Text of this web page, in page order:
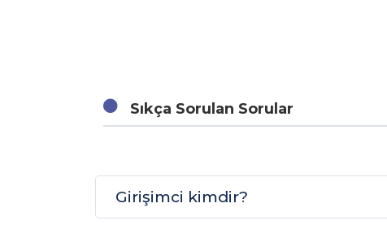
Sıkça Sorulan Sorular
Girişimci kimdir?